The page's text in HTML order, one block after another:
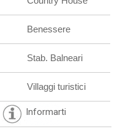
Benessere
Stab. Balneari
Villaggi turistici
Informarti